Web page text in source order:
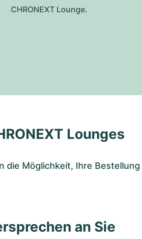
CHRONEXT Lounge.
Lounges
die Möglichkeit, Ihre
an Sie